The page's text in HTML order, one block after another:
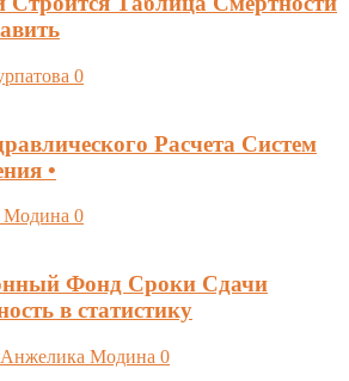
0
Расчета Систем
•
Модина 0
Фонд Сроки Сдачи
в статистику
Анжелика Модина 0